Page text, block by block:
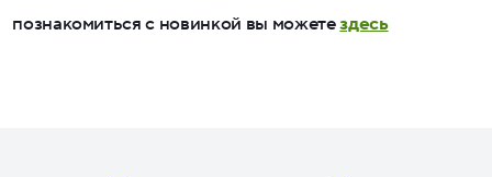
познакомиться с новинкой вы можетездесь